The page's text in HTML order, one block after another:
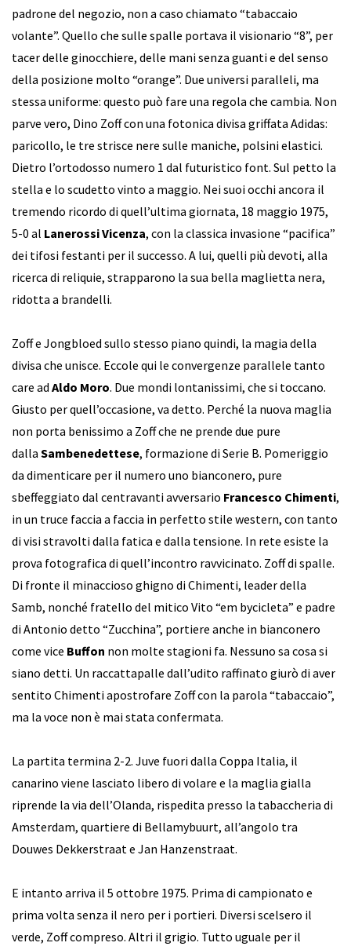
padrone del negozio, non a caso chiamato “tabaccaio
volante”. Quello che sulle spalle portava il visionario “8”, per
tacer delle ginocchiere, delle mani senza guanti e del senso
della posizione molto “orange”. Due universi paralleli, ma
stessa uniforme: questo può fare una regola che cambia. Non
parve vero, Dino Zoff con una fotonica divisa griffata Adidas:
paricollo, le tre strisce nere sulle maniche, polsini elastici.
Dietro l’ortodosso numero 1 dal futuristico font. Sul petto la
stella e lo scudetto vinto a maggio. Nei suoi occhi ancora il
tremendo ricordo di quell’ultima giornata, 18 maggio 1975,
5-0 al Lanerossi Vicenza, con la classica invasione “pacifica”
dei tifosi festanti per il successo. A lui, quelli più devoti, alla
ricerca di reliquie, strapparono la sua bella maglietta nera,
ridotta a brandelli.
Zoff e Jongbloed sullo stesso piano quindi, la magia della
divisa che unisce. Eccole qui le convergenze parallele tanto
care ad Aldo Moro. Due mondi lontanissimi, che si toccano.
Giusto per quell’occasione, va detto. Perché la nuova maglia
non porta benissimo a Zoff che ne prende due pure
dalla Sambenedettese, formazione di Serie B. Pomeriggio
da dimenticare per il numero uno bianconero, pure
sbeffeggiato dal centravanti avversario Francesco Chimenti,
in un truce faccia a faccia in perfetto stile western, con tanto
di visi stravolti dalla fatica e dalla tensione. In rete esiste la
prova fotografica di quell’incontro ravvicinato. Zoff di spalle.
Di fronte il minaccioso ghigno di Chimenti, leader della
Samb, nonché fratello del mitico Vito “em bycicleta” e padre
di Antonio detto “Zucchina”, portiere anche in bianconero
come vice Buffon non molte stagioni fa. Nessuno sa cosa si
siano detti. Un raccattapalle dall’udito raffinato giurò di aver
sentito Chimenti apostrofare Zoff con la parola “tabaccaio”,
ma la voce non è mai stata confermata.
La partita termina 2-2. Juve fuori dalla Coppa Italia, il
canarino viene lasciato libero di volare e la maglia gialla
riprende la via dell’Olanda, rispedita presso la tabaccheria di
Amsterdam, quartiere di Bellamybuurt, all’angolo tra
Douwes Dekkerstraat e Jan Hanzenstraat.
E intanto arriva il 5 ottobre 1975. Prima di campionato e
prima volta senza il nero per i portieri. Diversi scelsero il
verde, Zoff compreso. Altri il grigio. Tutto uguale per il